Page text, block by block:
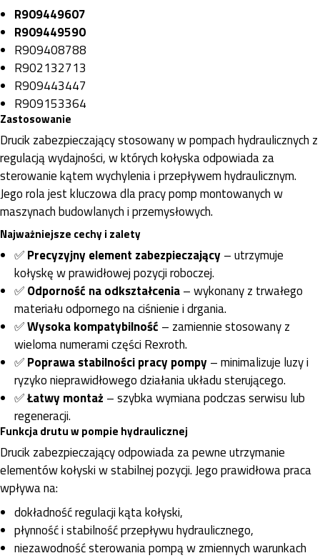
R909449607
R909449590
R909408788
R902132713
R909443447
R909153364
Zastosowanie
Drucik zabezpieczający stosowany w pompach hydraulicznych z
regulacją wydajności, w których kołyska odpowiada za
sterowanie kątem wychylenia i przepływem hydraulicznym.
Jego rola jest kluczowa dla pracy pomp montowanych w
maszynach budowlanych i przemysłowych.
Najważniejsze cechy i zalety
✅Precyzyjny element zabezpieczający– utrzymuje
kołyskę w prawidłowej pozycji roboczej.
✅Odporność na odkształcenia– wykonany z trwałego
materiału odpornego na ciśnienie i drgania.
✅Wysoka kompatybilność – zamiennie stosowany z
wieloma numerami części Rexroth.
✅Poprawa stabilności pracy pompy– minimalizuje luzy i
ryzyko nieprawidłowego działania układu sterującego.
✅Łatwy montaż – szybka wymiana podczas serwisu lub
regeneracji.
Funkcja drutu w pompie hydraulicznej
Drucik zabezpieczający odpowiada za pewne utrzymanie
elementów kołyski w stabilnej pozycji. Jego prawidłowa praca
wpływa na:
dokładność regulacji kąta kołyski,
płynność i stabilność przepływu hydraulicznego,
niezawodność sterowania pompą w zmiennych warunkach